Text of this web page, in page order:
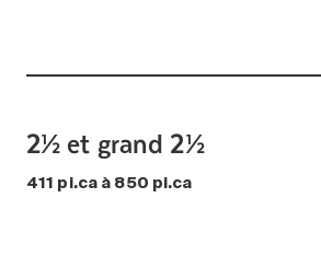
2½ et grand 2½
411 pi.ca à 850 pi.ca